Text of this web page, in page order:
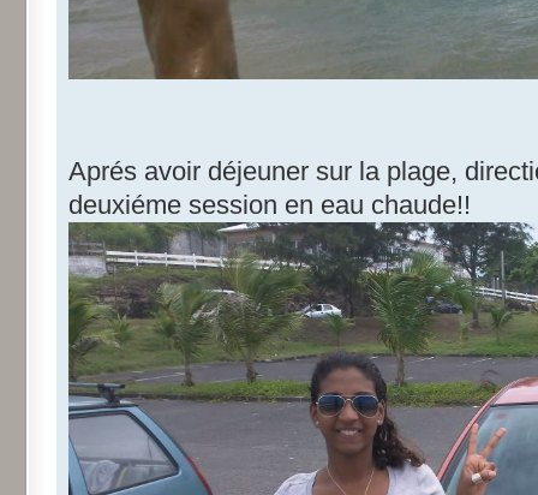
Aprés avoir déjeuner sur la plage,
deuxiéme session en eau chaude!!